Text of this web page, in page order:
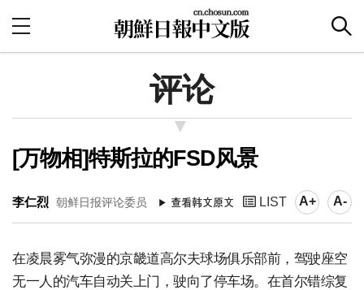
评论
[万物相]特斯拉的FSD风景
李仁烈 朝鲜日报评论委员 LIST A+ A-
在凌晨雾气弥漫的京畿道高尔夫球场俱乐部前，驾驶座空
无一人的汽车自动关上门，驶向了停车场。在首尔错综复